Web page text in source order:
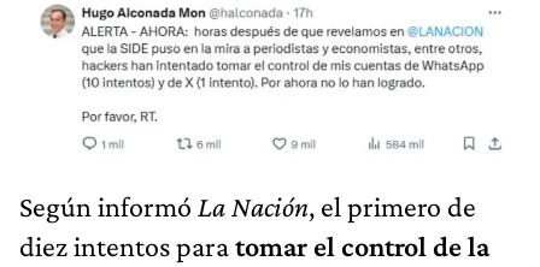
Según informó La Nación, el primero de
diez intentos paratomar el control de la